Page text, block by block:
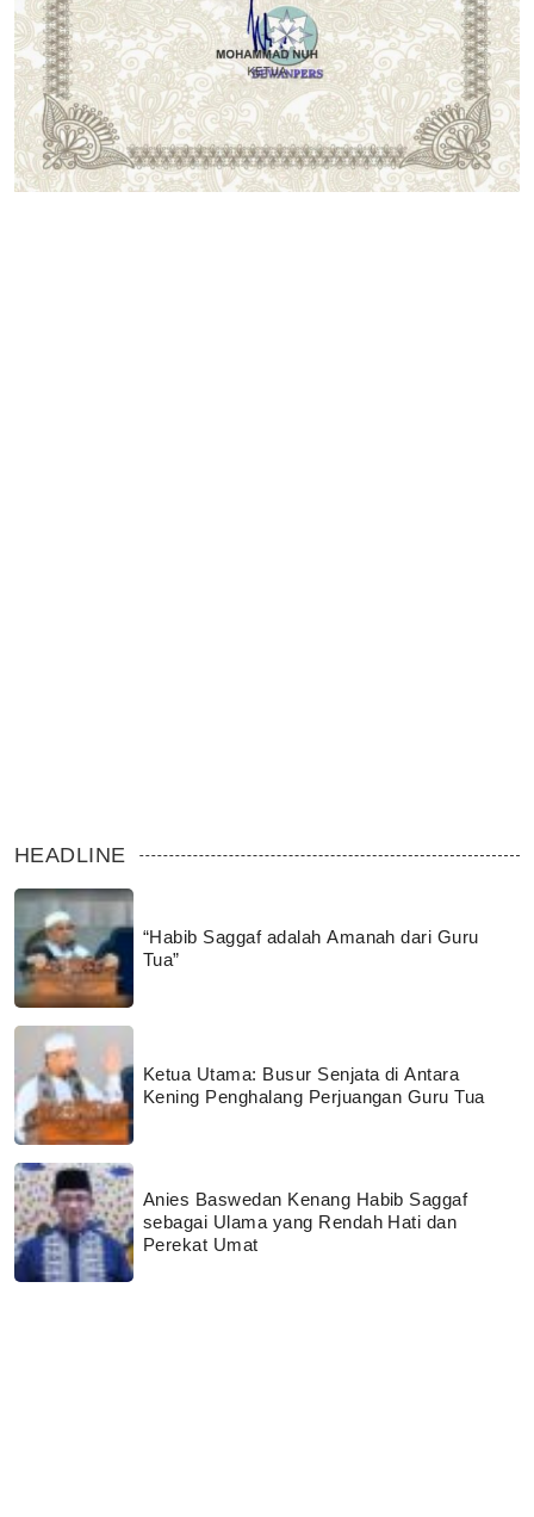
HEADLINE
“Habib Saggaf adalah Amanah dari Guru
Tua”
Ketua Utama: Busur Senjata di Antara
Kening Penghalang Perjuangan Guru Tua
Anies Baswedan Kenang Habib Saggaf
sebagai Ulama yang Rendah Hati dan
Perekat Umat